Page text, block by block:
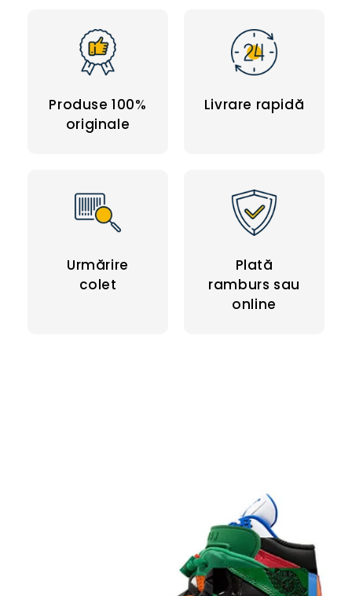
Produse 100%
originale
Livrare rapidă
Urmărire
colet
Plată
ramburs sau
online